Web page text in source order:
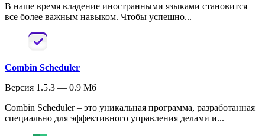
В наше время владение иностранными языками становится
все более важным навыком. Чтобы успешно...
Combin Scheduler
Версия 1.5.3 — 0.9 Мб
Combin Scheduler – это уникальная программа, разработанная
специально для эффективного управления делами и...